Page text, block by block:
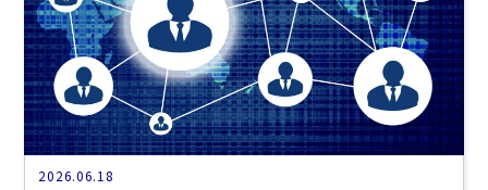
2026.06.18